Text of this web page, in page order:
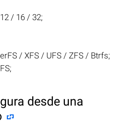
12 / 16 / 32;
/ XFS / UFS / ZFS / Btrfs;
desde una